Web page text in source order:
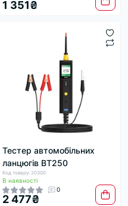
1 351₴
Тестер автомобільних
ланцюгів BT250
Код товару: 20300
В наявності
0
2 477₴